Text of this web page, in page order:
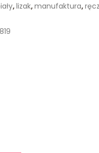
,lizak,manufaktura,